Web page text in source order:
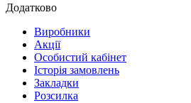
Додатково
Виробники
Акції
Особистий кабінет
Історія замовлень
Закладки
Розсилка